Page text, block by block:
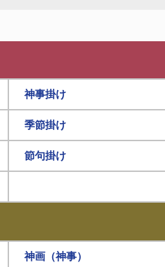
神事掛け
季節掛け
節句掛け
神画（神事）